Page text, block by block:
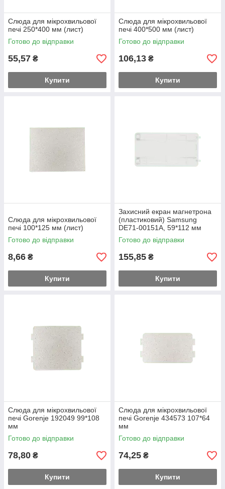
Слюда для мікрохвильової
печі 250*400 мм (лист)
Готово до відправки
55,57 ₴
Купити
Слюда для мікрохвильової
печі 400*500 мм (лист)
Готово до відправки
106,13 ₴
Купити
Слюда для мікрохвильової
печі 100*125 мм (лист)
Готово до відправки
8,66 ₴
Купити
Захисний екран магнетрона
(пластиковий) Samsung
DE71-00151A, 59*112 мм
Готово до відправки
155,85 ₴
Купити
Слюда для мікрохвильової
печі Gorenje 192049 99*108
мм
Готово до відправки
78,80 ₴
Купити
Слюда для мікрохвильової
печі Gorenje 434573 107*64
мм
Готово до відправки
74,25 ₴
Купити